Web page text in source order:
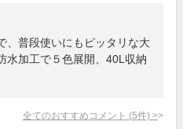
、普段使いにもピッタリな大
水加工で５色展開、40L収納
全てのおすすめコメント (5件) >